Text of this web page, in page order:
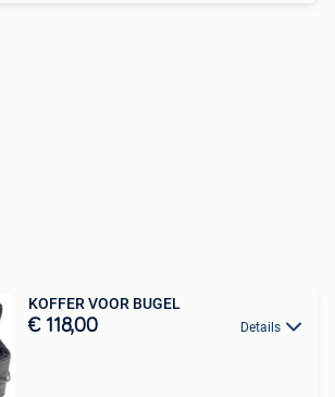
KOFFER VOOR BUGEL
€ 118,00 Details